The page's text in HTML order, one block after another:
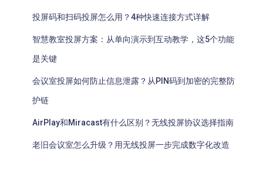
投屏码和扫码投屏怎么用？4种快速连接方式详解
智慧教室投屏方案：从单向演示到互动教学，这5个功能
是关键
会议室投屏如何防止信息泄露？从PIN码到加密的完整防
护链
AirPlay和Miracast有什么区别？无线投屏协议选择指南
老旧会议室怎么升级？用无线投屏一步完成数字化改造